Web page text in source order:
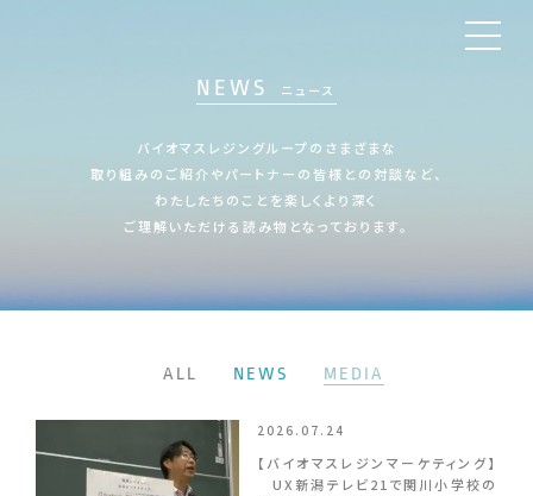
NEWS ニュース
バイオマスレジングループのさまざまな
取り組みのご紹介やパートナーの皆様との対談など、
わたしたちのことを楽しくより深く
ご理解いただける読み物となっております。
ALL NEWS MEDIA
2026.07.24
【バイオマスレジンマーケティング】
UX新潟テレビ21で関川小学校の